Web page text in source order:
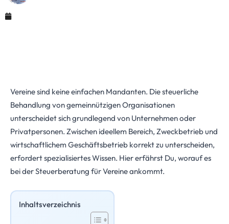
Vereine sind keine einfachen Mandanten. Die steuerliche
Behandlung von gemeinnützigen Organisationen
unterscheidet sich grundlegend von Unternehmen oder
Privatpersonen. Zwischen ideellem Bereich, Zweckbetrieb und
wirtschaftlichem Geschäftsbetrieb korrekt zu unterscheiden,
erfordert spezialisiertes Wissen. Hier erfährst Du, worauf es
bei der Steuerberatung für Vereine ankommt.
Inhaltsverzeichnis